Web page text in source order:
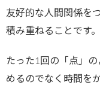
友好的な人間関係を
積み重ねることです。
たった1回の「点」
めるのでなく時間を